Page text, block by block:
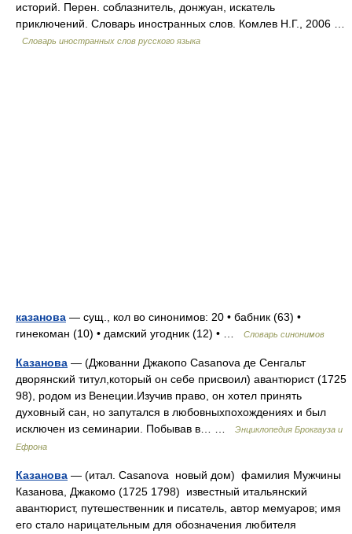
историй. Перен. соблазнитель, донжуан, искатель
приключений. Словарь иностранных слов. Комлев Н.Г., 2006 …
Словарь иностранных слов русского языка
казанова — сущ., кол во синонимов: 20 • бабник (63) •
гинекоман (10) • дамский угодник (12) • …
Словарь синонимов
Казанова — (Джованни Джакопо Casanova де Сенгальт
дворянский титул,который он себе присвоил) авантюрист (1725
98), родом из Венеции.Изучив право, он хотел принять
духовный сан, но запутался в любовныхпохождениях и был
исключен из семинарии. Побывав в… …
Энциклопедия Брокгауза и
Ефрона
Казанова — (итал. Casanova новый дом) фамилия Мужчины
Казанова, Джакомо (1725 1798) известный итальянский
авантюрист, путешественник и писатель, автор мемуаров; имя
его стало нарицательным для обозначения любителя